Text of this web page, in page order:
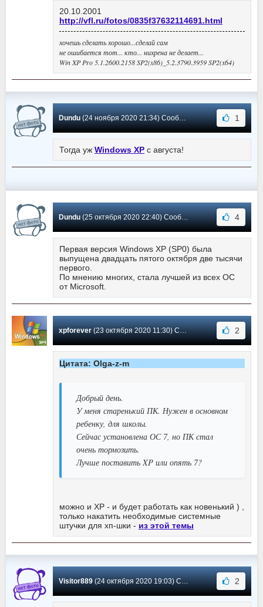
20.10.2001
http://vfl.ru/fotos/0835f37632114691.html
хочешь сделать хорошо...сделай сам
не ошибается тот... кто... нихрена не делает...
Win XP Pro 5.1.2600.2158 SP2(x86)_5.2.3790.3959 SP2(x64)
Dundu(24 ноября 2020 21:34) Сообщение #2432 1
Тогда уж Windows XP с августа!
Dundu(25 октября 2020 22:40) Сообщение #2431 4
Первая версия Windows XP (SP0) была
выпущена двадцать пятого октября две тысячи
первого.
По мнению многих, стала лучшей из всех ОС
от Microsoft.
xpforever(23 октября 2020 11:30) Сообщение #2430 2
Цитата: Olga-z-m
Добрый день.
У меня старенький ПК. Нужен в основном
ребенку, для школы.
Сейчас установлена ОС 7, но ПК стал
очень тормозить.
Лучше поставить XP или опять 7?
можно и XP - и будет работать как новенький ) ,
только накатить необходимые системные
штучки для хп-шки - из этой темы
Visitor889(24 октября 2020 19:03) Сообщение #2429 2